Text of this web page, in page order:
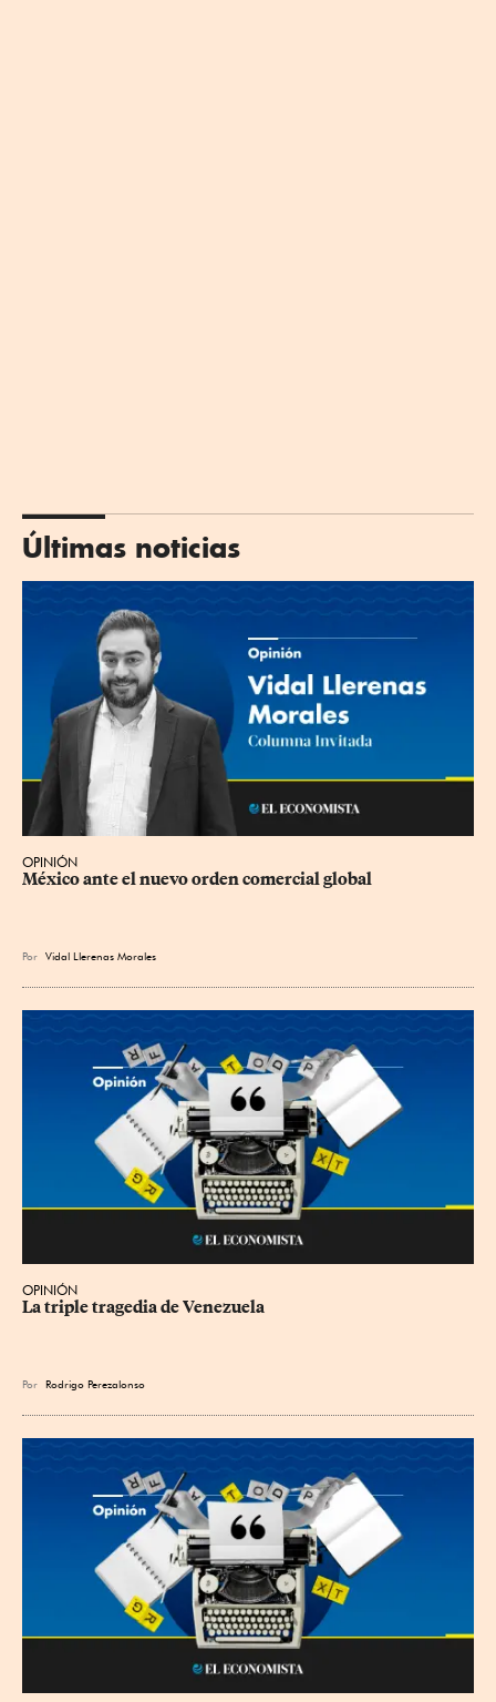
Últimas noticias
OPINIÓN
México ante el nuevo orden comercial global
Por Vidal Llerenas Morales
OPINIÓN
La triple tragedia de Venezuela
Por Rodrigo Perezalonso